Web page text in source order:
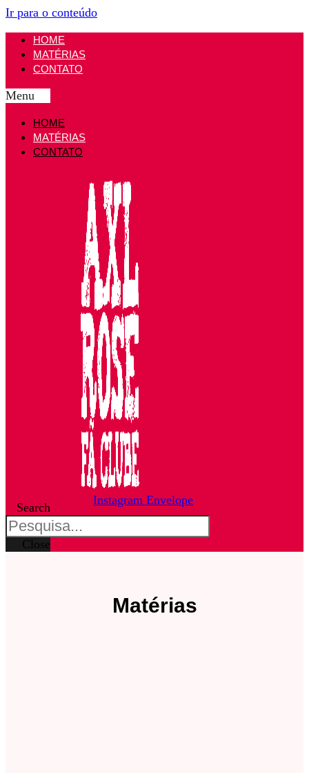
Ir para o conteúdo
HOME
MATÉRIAS
CONTATO
Menu
HOME
MATÉRIAS
CONTATO
Instagram Envelope
Search
Close
Matérias